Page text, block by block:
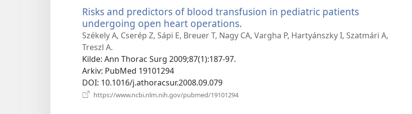
Risks and predictors of blood transfusion in pediatric patients
undergoing open heart operations.
nytt
Székely A, Cserép Z, Sápi E, Breuer T, Nagy CA, Vargha P, Hartyánszky I, Szatmári A,
Treszl A.
Kilde‎: Ann Thorac Surg 2009;87(1):187-97.
Arkiv‎: PubMed 19101294
DOI‎: 10.1016/j.athoracsur.2008.09.079
https://www.ncbi.nlm.nih.gov/pubmed/19101294